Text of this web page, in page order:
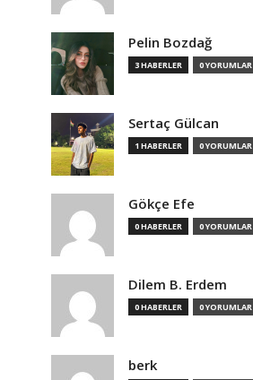
Pelin Bozdağ
3 HABERLER 0 YORUMLAR
Sertaç Gülcan
1 HABERLER 0 YORUMLAR
Gökçe Efe
0 HABERLER 0 YORUMLAR
Dilem B. Erdem
0 HABERLER 0 YORUMLAR
berk